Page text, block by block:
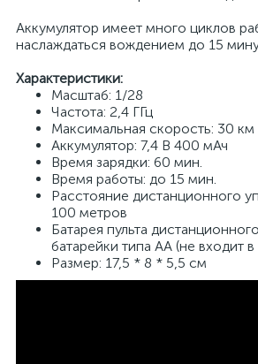
Аккумулятор имеет много циклов
наслаждаться вождением до 15
Характеристики:
Масштаб: 1/28
Частота: 2,4 ГГц
Максимальная скорость: 30 км
Аккумулятор: 7,4 В 400 мАч
Время зарядки: 60 мин.
Время работы: до 15 мин.
Расстояние дистанционного
100 метров
Батарея пульта
батарейки типа AA (не входит
Размер: 17,5 * 8 * 5,5 см